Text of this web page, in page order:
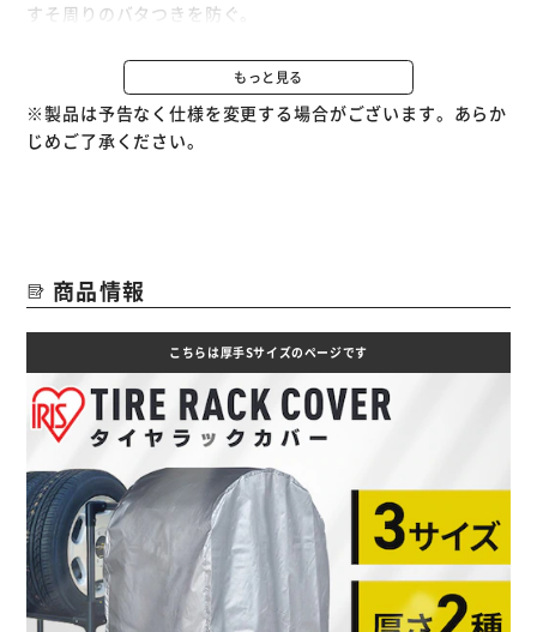
すそ周りのバタつきを防ぐ。
【雨やホコリからタイヤを守る】
厚手タイプ×耐候剤入りで紫外線に強い。
（※完全防水ではありませんので、直接雨の当たるところに
放置しないでください。）
2．ワンタッチヒモ止めのボタンを押しながら、ヒモをひっ
もっと見る
※製品は予告なく仕様を変更する場合がございます。あらか
じめご了承ください。
商品情報
こちらは厚手Sサイズのページです